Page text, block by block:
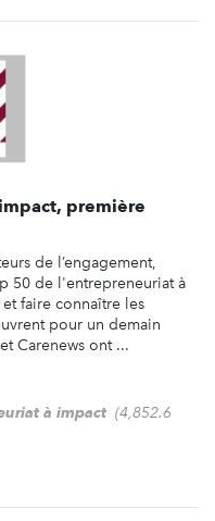
première
de l’engagement,
50 de l'entrepreneuriat à
faire connaître les
pour un demain
Carenews ont ...
à impact (4,852.6